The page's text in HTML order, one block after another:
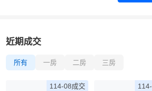
近期成交
所有 一房 二房 三房
114-08成交